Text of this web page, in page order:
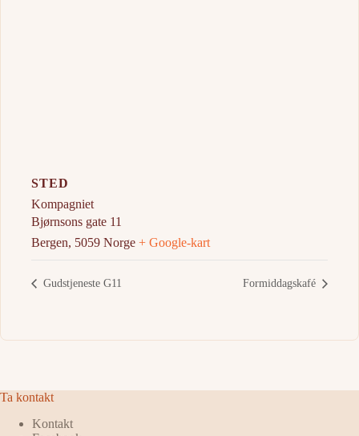
STED
Kompagniet
Bjørnsons gate 11
Bergen, 5059 Norge + Google-kart
Gudstjeneste G11 Formiddagskafé
Ta kontakt
Kontakt